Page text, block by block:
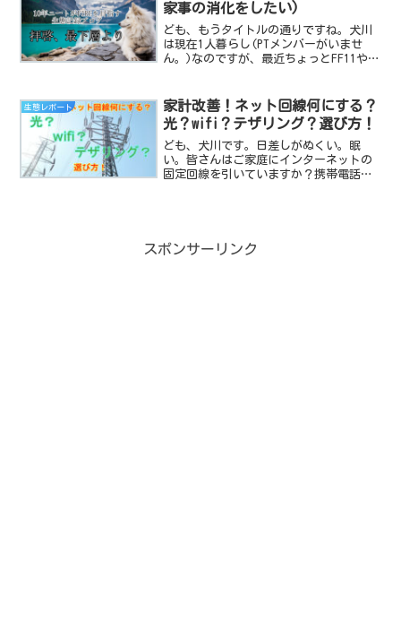
家事の消化をしたい)
ども、もうタイトルの通りですね。犬川
は現在1人暮らし(PTメンバーがいませ
ん。)なのですが、最近ちょっとFF11やブ
いので今日は簡単な雑記でお茶を濁した
いと思います。最...
生態レポート
家計改善！ネット回線何にする？
光？wifi？テザリング？選び方！
ども、犬川です。日差しがぬくい。眠
い。皆さんはご家庭にインターネットの
固定回線を引いていますか？携帯電話の
スポンサーリンク